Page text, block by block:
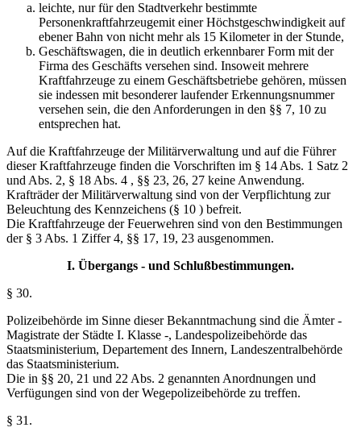
leichte, nur für den Stadtverkehr bestimmte
Personenkraftfahrzeugemit einer Höchstgeschwindigkeit auf
ebener Bahn von nicht mehr als 15 Kilometer in der Stunde,
Geschäftswagen, die in deutlich erkennbarer Form mit der
Firma des Geschäfts versehen sind. Insoweit mehrere
Kraftfahrzeuge zu einem Geschäftsbetriebe gehören, müssen
sie indessen mit besonderer laufender Erkennungsnummer
versehen sein, die den Anforderungen in den §§ 7, 10 zu
entsprechen hat.
Auf die Kraftfahrzeuge der Militärverwaltung und auf die Führer
dieser Kraftfahrzeuge finden die Vorschriften im § 14 Abs. 1 Satz 2
und Abs. 2, § 18 Abs. 4 , §§ 23, 26, 27 keine Anwendung.
Krafträder der Militärverwaltung sind von der Verpflichtung zur
Beleuchtung des Kennzeichens (§ 10 ) befreit.
Die Kraftfahrzeuge der Feuerwehren sind von den Bestimmungen
der § 3 Abs. 1 Ziffer 4, §§ 17, 19, 23 ausgenommen.
I. Übergangs - und Schlußbestimmungen.
§ 30.
Polizeibehörde im Sinne dieser Bekanntmachung sind die Ämter -
Magistrate der Städte I. Klasse -, Landespolizeibehörde das
Staatsministerium, Departement des Innern, Landeszentralbehörde
das Staatsministerium.
Die in §§ 20, 21 und 22 Abs. 2 genannten Anordnungen und
Verfügungen sind von der Wegepolizeibehörde zu treffen.
§ 31.